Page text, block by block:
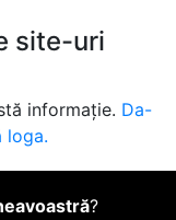
site-uri
informație. Da-
loga.
?